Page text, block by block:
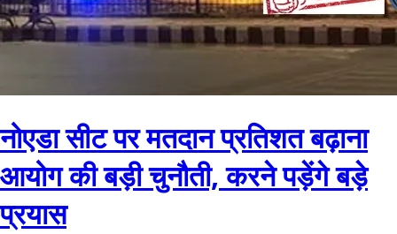
नोएडा सीट पर मतदान प्रतिशत बढ़ाना
आयोग की बड़ी चुनौती, करने पड़ेंगे बड़े
प्रयास